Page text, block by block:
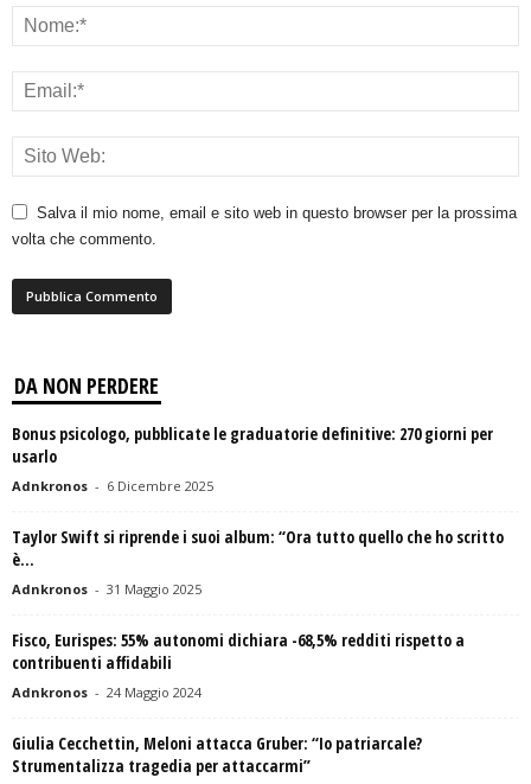
Salva il mio nome, email e sito web in questo browser per la prossima
volta che commento.
DA NON PERDERE
Bonus psicologo, pubblicate le graduatorie definitive: 270 giorni per
usarlo
Adnkronos - 6 Dicembre 2025
Taylor Swift si riprende i suoi album: “Ora tutto quello che ho scritto
è...
Adnkronos - 31 Maggio 2025
Fisco, Eurispes: 55% autonomi dichiara -68,5% redditi rispetto a
contribuenti affidabili
Adnkronos - 24 Maggio 2024
Giulia Cecchettin, Meloni attacca Gruber: “Io patriarcale?
Strumentalizza tragedia per attaccarmi”